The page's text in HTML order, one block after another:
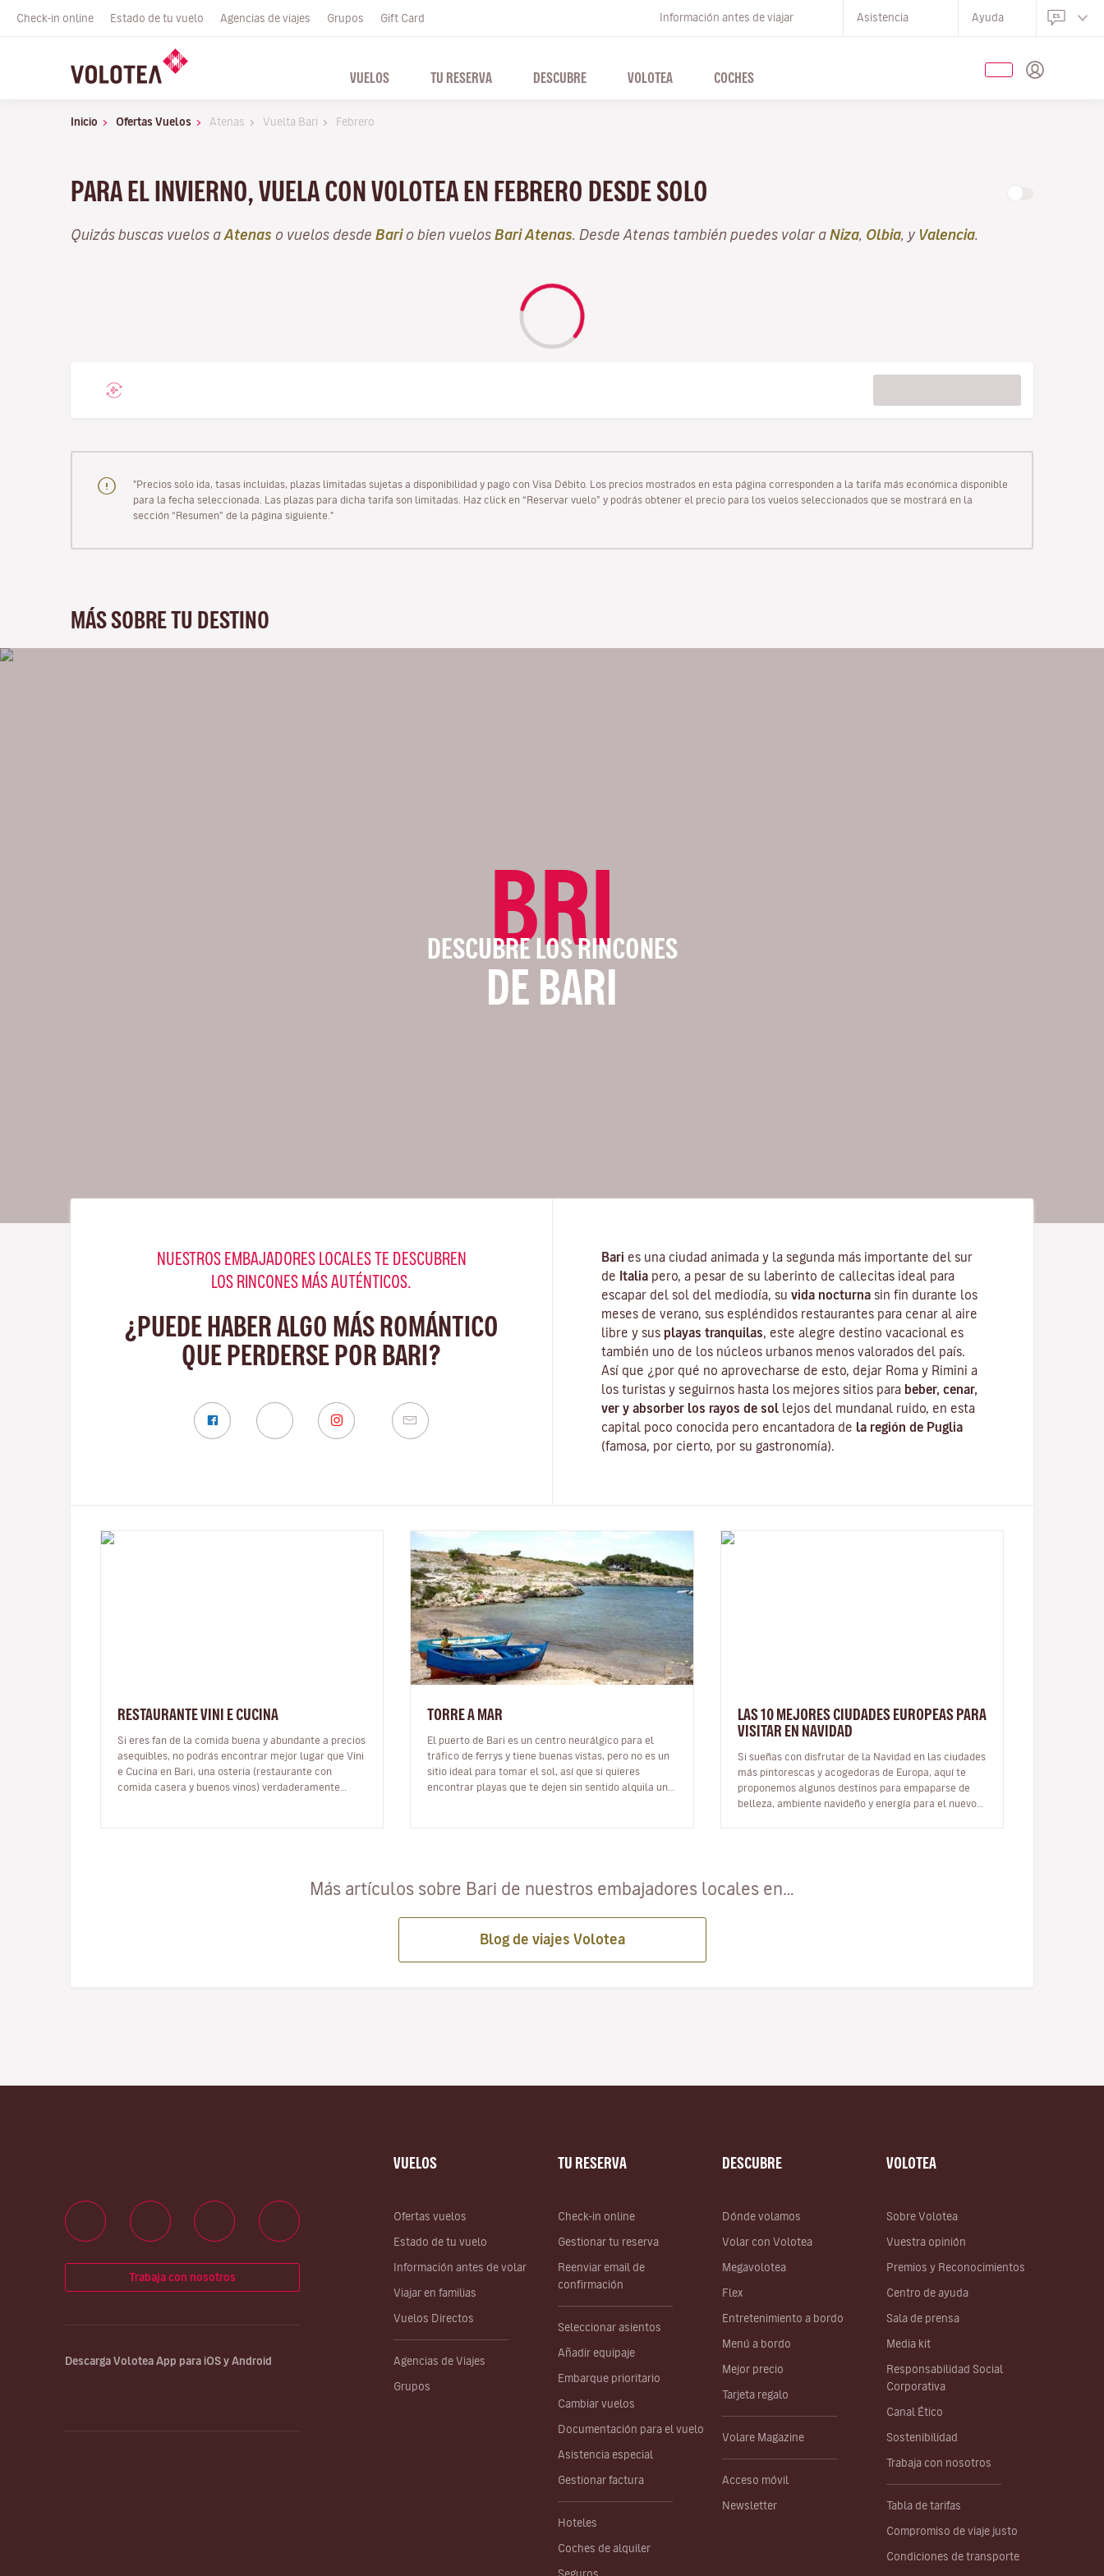
Check-in online Estado de tu vuelo Agencias de viajes Grupos Gift Card Información antes de viajar Asistencia Ayuda
VUELOS TU RESERVA DESCUBRE VOLOTEA COCHES
Inicio Ofertas Vuelos Atenas Vuelta Bari Febrero
PARA EL INVIERNO, VUELA CON VOLOTEA EN FEBRERO DESDE SOLO
Quizás buscas vuelos a Atenas o vuelos desde Bario bien vuelos Bari Atenas . Desde Atenas también puedes volar a Niza Olbia , y Valencia
"Precios solo ida, tasas incluidas, plazas limitadas sujetas a disponibilidad y pago con Visa Débito. Los precios mostrados en esta página corresponden a la tarifa más económica disponible
para la fecha seleccionada. Las plazas para dicha tarifa son limitadas. Haz click en “Reservar vuelo” y podrás obtener el precio para los vuelos seleccionados que se mostrará en la
sección “Resumen” de la página siguiente."
MÁS SOBRE TU DESTINO
BRI
DESCUBRE LOS RINCONES
DE BARI
NUESTROS EMBAJADORES LOCALES TE DESCUBREN
LOS RINCONES MÁS AUTÉNTICOS.
¿PUEDE HABER ALGO MÁS ROMÁNTICO
QUE PERDERSE POR BARI?
Bari es una ciudad animada y la segunda más importante del sur
de Italia pero, a pesar de su laberinto de callecitas ideal para
escapar del sol del mediodía, su vida nocturna sin fin durante los
meses de verano, sus espléndidos restaurantes para cenar al aire
libre y sus playas tranquilas , este alegre destino vacacional es
también uno de los núcleos urbanos menos valorados del país.
Así que ¿por qué no aprovecharse de esto, dejar Roma y Rimini a
los turistas y seguirnos hasta los mejores sitios para beber, cenar,
ver y absorber los rayos de sol
lejos del mundanal ruido, en esta
capital poco conocida pero encantadora de
la región de Puglia
(famosa, por cierto, por su gastronomía).
RESTAURANTE VINI E CUCINA
Si eres fan de la comida buena y abundante a precios
asequibles, no podrás encontrar mejor lugar que Vini
e Cucina en Bari, una osteria (restaurante con
comida casera y buenos vinos) verdaderamente
TORRE A MAR
El puerto de Bari es un centro neurálgico para el
tráfico de ferrys y tiene buenas vistas, pero no es un
sitio ideal para tomar el sol, así que si quieres
encontrar playas que te dejen sin sentido alquila un
LAS 10 MEJORES CIUDADES EUROPEAS PARA
VISITAR EN NAVIDAD
Si sueñas con disfrutar de la Navidad en las ciudades
más pintorescas y acogedoras de Europa, aquí te
proponemos algunos destinos para empaparse de
belleza, ambiente navideño y energía para el nuevo
Más artículos sobre Bari de nuestros embajadores locales en…
Blog de viajes Volotea
VUELOS
Ofertas vuelos
Estado de tu vuelo
Información antes de volar
Viajar en familias
Vuelos Directos
Agencias de Viajes
Grupos
TU RESERVA
Check-in online
Gestionar tu reserva
Reenviar email de
confirmación
Seleccionar asientos
Añadir equipaje
Embarque prioritario
Cambiar vuelos
Documentación para el vuelo
Asistencia especial
Gestionar factura
Hoteles
Coches de alquiler
DESCUBRE
Dónde volamos
Volar con Volotea
Megavolotea
Flex
Entretenimiento a bordo
Menú a bordo
Mejor precio
Tarjeta regalo
Volare Magazine
Acceso móvil
Newsletter
VOLOTEA
Sobre Volotea
Vuestra opinión
Premios y Reconocimientos
Centro de ayuda
Sala de prensa
Media kit
Responsabilidad Social
Corporativa
Canal Ético
Sostenibilidad
Trabaja con nosotros
Tabla de tarifas
Compromiso de viaje justo
Condiciones de transporte
Trabaja con nosotros
Descarga Volotea App para iOS y Android